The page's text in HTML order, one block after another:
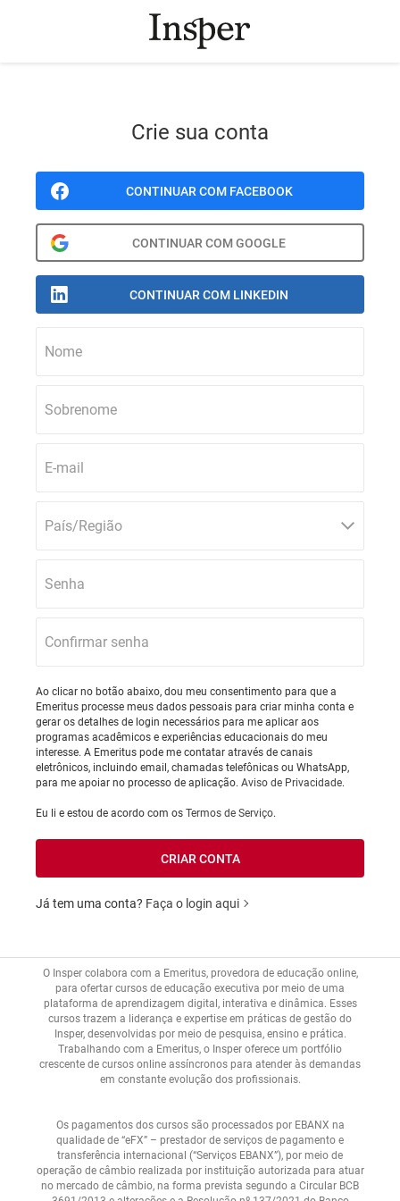
Crie sua conta
Nome
Sobrenome
E-mail
País/Região
Senha
Confirmar senha
Ao clicar no botão abaixo, dou meu consentimento para que a
Emeritus processe meus dados pessoais para criar minha conta e
gerar os detalhes de login necessários para me aplicar aos
programas acadêmicos e experiências educacionais do meu
interesse. A Emeritus pode me contatar através de canais
eletrônicos, incluindo email, chamadas telefônicas ou WhatsApp,
para me apoiar no processo de aplicação. Aviso de Privacidade.
Eu li e estou de acordo com os Termos de Serviço.
Já tem uma conta? Faça o login aqui
O Insper colabora com a Emeritus, provedora de educação online,
para ofertar cursos de educação executiva por meio de uma
plataforma de aprendizagem digital, interativa e dinâmica. Esses
cursos trazem a liderança e expertise em práticas de gestão do
Insper, desenvolvidas por meio de pesquisa, ensino e prática.
Trabalhando com a Emeritus, o Insper oferece um portfólio
crescente de cursos online assíncronos para atender às demandas
em constante evolução dos profissionais.
Os pagamentos dos cursos são processados por EBANX na
qualidade de “eFX” – prestador de serviços de pagamento e
transferência internacional (“Serviços EBANX”), por meio de
operação de câmbio realizada por instituição autorizada para atuar
no mercado de câmbio, na forma prevista segundo a Circular BCB